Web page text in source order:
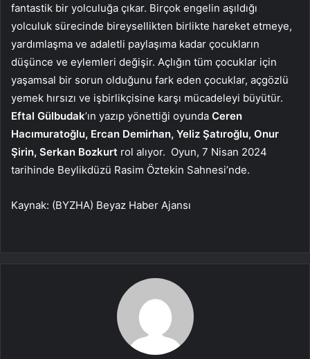
fantastik bir yolculuğa çıkar. Birçok engelin aşıldığı
yolculuk sürecinde bireysellikten birlikte hareket etmeye,
yardımlaşma ve adaletli paylaşıma kadar çocukların
düşünce ve eylemleri değişir. Açlığın tüm çocuklar için
yaşamsal bir sorun olduğunu fark eden çocuklar, açgözlü
yemek hırsızı ve işbirlikçisine karşı mücadeleyi büyütür.
Eftal Gülbudak’ın yazıp yönettiği oyunda Ceren
Hacımuratoğlu, Ercan Demirhan, Yeliz Şatıroğlu, Onur
Şirin, Serkan Bozkurt rol alıyor. Oyun, 7 Nisan 2024
tarihinde Beylikdüzü Rasim Öztekin Sahnesi’nde.
Kaynak: (BYZHA) Beyaz Haber Ajansı